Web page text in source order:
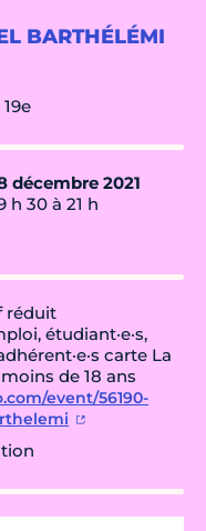
BARTHÉLÉMI
décembre 2021
h 30 à 21 h
réduit
étudiant·e·s,
carte La
de 18 ans
event/56190-